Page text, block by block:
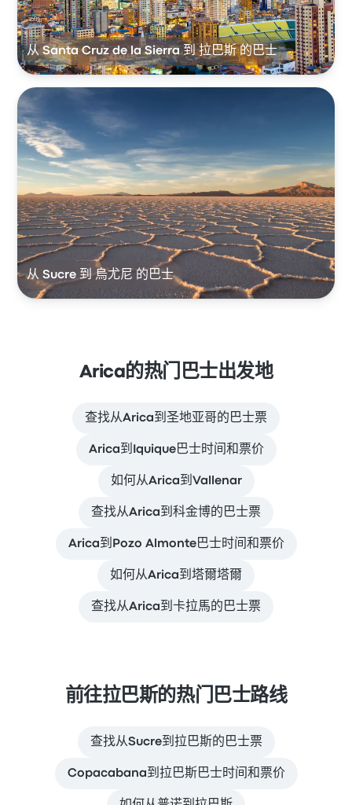
从 Santa Cruz de la Sierra 到 拉巴斯 的巴士
从 Sucre 到 烏尤尼 的巴士
Arica的热门巴士出发地
查找从Arica到圣地亚哥的巴士票
Arica到Iquique巴士时间和票价
如何从Arica到Vallenar
查找从Arica到科金博的巴士票
Arica到Pozo Almonte巴士时间和票价
如何从Arica到塔爾塔爾
查找从Arica到卡拉馬的巴士票
前往拉巴斯的热门巴士路线
查找从Sucre到拉巴斯的巴士票
Copacabana到拉巴斯巴士时间和票价